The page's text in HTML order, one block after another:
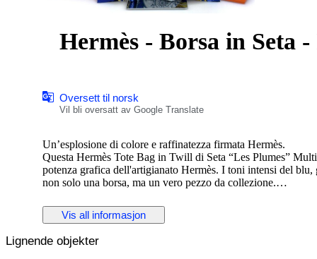
Hermès - Borsa in Seta
Oversett til norsk
Vil bli oversatt av Google Translate
Un’esplosione di colore e raffinatezza firmata Hermès.
Questa Hermès Tote Bag in Twill di Seta “Les Plumes”
potenza grafica dell'artigianato Hermès. I toni intensi del
non solo una borsa, ma un vero pezzo da collezione.
SCHEDA TECNICA
Questa Hermès Tote Bag in Twill di Seta “Les Plumes”
DIMENSIONI
Vis all informasjon
Lignende objekter